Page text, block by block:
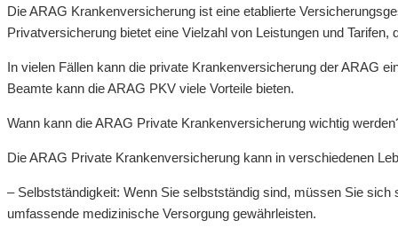
Die ARAG Krankenversicherung ist eine etablierte
Privatversicherung bietet eine Vielzahl von Leistungen und
In vielen Fällen kann die private Krankenversicherung der ARAG
Beamte kann die ARAG PKV viele Vorteile bieten.
Wann kann die ARAG Private Krankenversicherung wichtig
Die ARAG Private Krankenversicherung kann in verschiedenen
– Selbstständigkeit: Wenn Sie selbstständig sind, müssen Sie
umfassende medizinische Versorgung gewährleisten.